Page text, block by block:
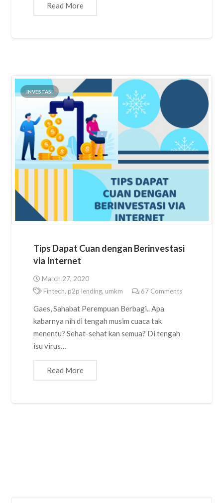
Read More
INVESTASI
Tips Dapat Cuan dengan Berinvestasi
via Internet
March 27, 2020
Fintech, p2p lending, umkm 67 Comments
Gaes, Sahabat Perempuan Berbagi.. Apa
kabarnya nih di tengah musim cuaca tak
menentu? Sehat-sehat kan semua? Di tengah
isu virus…
Read More